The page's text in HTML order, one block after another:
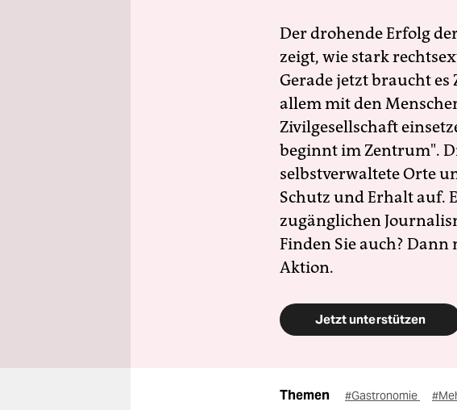
Der drohende Erfolg
zeigt, wie stark
Gerade jetzt braucht
allem mit den
Zivilgesellschaft
beginnt im Zentrum".
selbstverwaltete Orte
Schutz und Erhalt auf.
zugänglichen
Finden Sie auch?
Aktion.
Jetzt unterstützen
Themen #Gastronomie